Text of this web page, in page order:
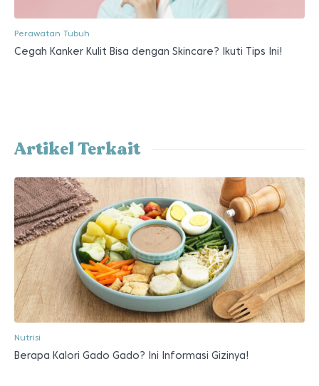
Perawatan Tubuh
Cegah Kanker Kulit Bisa dengan Skincare? Ikuti Tips Ini!
Artikel Terkait
Nutrisi
Berapa Kalori Gado Gado? Ini Informasi Gizinya!